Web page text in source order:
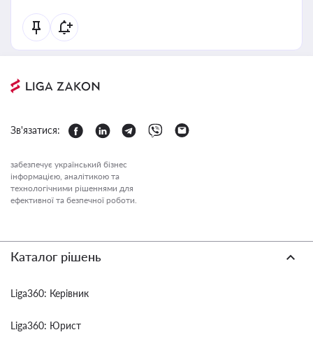
Зв'язатися:
забезпечує український бізнес
інформацією, аналітикою та
технологічними рішеннями для
ефективної та безпечної роботи.
Каталог рішень
Liga360: Керівник
Liga360: Юрист